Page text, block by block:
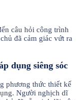
câu hỏi công trình
đã cảm giác vứt ra
dụng siêng sóc
phương thức thiết kế
Người nghịch dĩ